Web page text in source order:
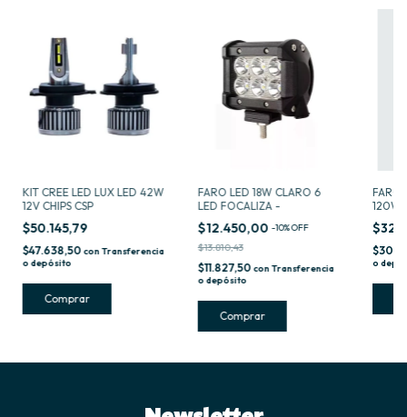
KIT CREE LED LUX LED 42W
12V CHIPS CSP
$50.145,79
$47.638,50 con Transferencia
o depósito
FARO LED 18W CLARO 6
LED FOCALIZA -
$12.450,00-10%OFF
$13.810,43
$11.827,50 conTransferencia
o depósito
FARO
120W
o